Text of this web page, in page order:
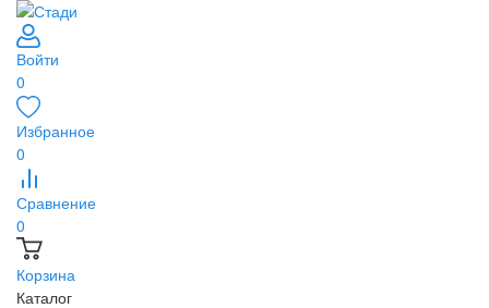
Войти
0
Избранное
0
Сравнение
0
Корзина
Каталог